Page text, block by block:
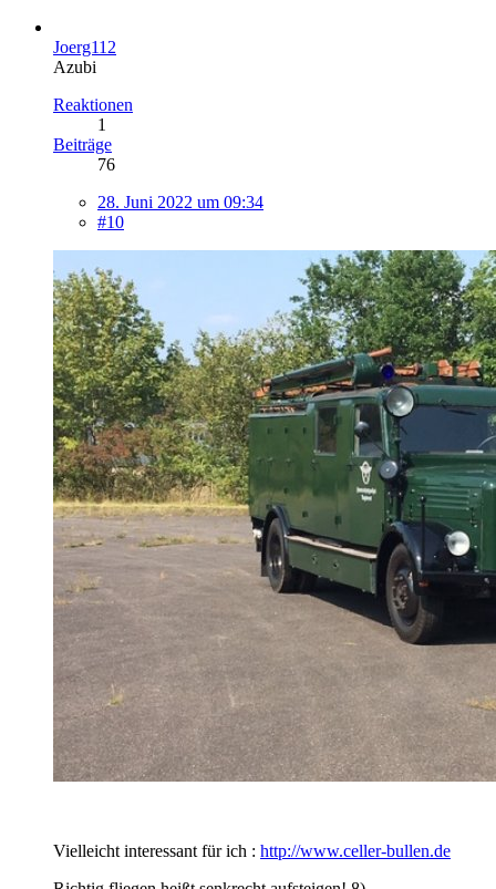
Joerg112
Azubi
Reaktionen
1
Beiträge
76
28. Juni 2022 um 09:34
#10
Vielleicht interessant für ich : http://www.celler-bullen.de